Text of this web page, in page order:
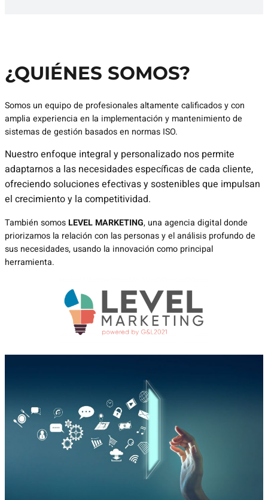
¿QUIÉNES SOMOS?
Somos un equipo de profesionales altamente calificados y con
amplia experiencia en la implementación y mantenimiento de
sistemas de gestión basados en normas ISO.
Nuestro enfoque integral y personalizado nos permite
adaptarnos a las necesidades específicas de cada cliente,
ofreciendo soluciones efectivas y sostenibles que impulsan
el crecimiento y la competitividad.
También somos LEVEL MARKETING, una agencia digital donde
priorizamos la relación con las personas y el análisis profundo de
sus necesidades, usando la innovación como principal
herramienta.